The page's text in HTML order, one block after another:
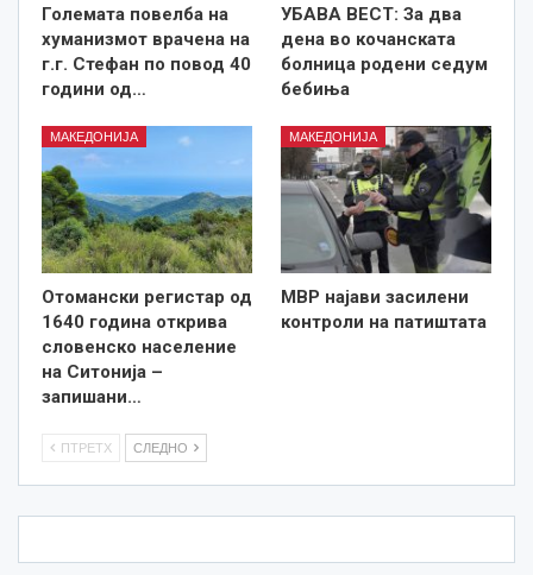
Големата повелба на
хуманизмот врачена на
г.г. Стефан по повод 40
години од…
УБАВА ВЕСТ: За два
дена во кочанската
болница родени седум
бебиња
МАКЕДОНИЈА
Отомански регистар од
1640 година открива
словенско население
на Ситонија –
запишани…
МАКЕДОНИЈА
МВР најави засилени
контроли на патиштата
ПТРЕТХ СЛЕДНО